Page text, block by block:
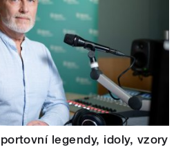
legendy, idoly, vzory